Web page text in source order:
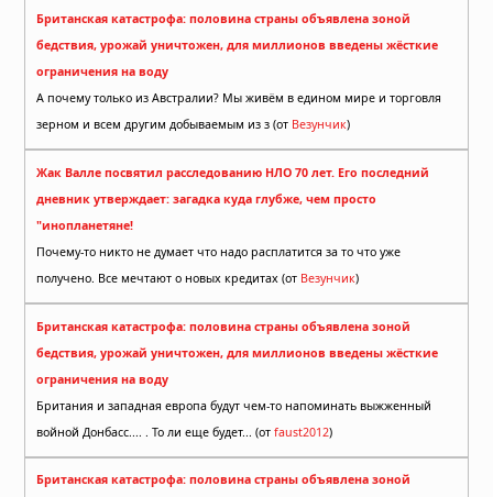
Британская катастрофа: половина страны объявлена зоной
бедствия, урожай уничтожен, для миллионов введены жёсткие
ограничения на воду
А почему только из Австралии? Мы живём в едином мире и торговля
зерном и всем другим добываемым из з (от Везунчик)
Жак Валле посвятил расследованию НЛО 70 лет. Его последний
дневник утверждает: загадка куда глубже, чем просто
"инопланетяне!
Почему-то никто не думает что надо расплатится за то что уже
получено. Все мечтают о новых кредитах (от Везунчик)
Британская катастрофа: половина страны объявлена зоной
бедствия, урожай уничтожен, для миллионов введены жёсткие
ограничения на воду
Британия и западная европа будут чем-то напоминать выжженный
войной Донбасс.... . То ли еще будет... (от faust2012)
Британская катастрофа: половина страны объявлена зоной